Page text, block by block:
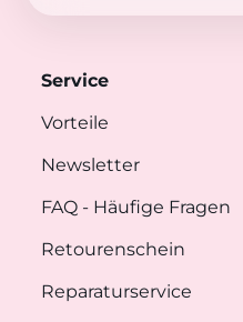
Service
Vorteile
Newsletter
FAQ - Häufige Fragen
Retourenschein
Reparaturservice